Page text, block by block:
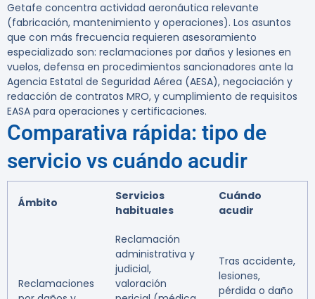
Getafe concentra actividad aeronáutica relevante
(fabricación, mantenimiento y operaciones). Los asuntos
que con más frecuencia requieren asesoramiento
especializado son: reclamaciones por daños y lesiones en
vuelos, defensa en procedimientos sancionadores ante la
Agencia Estatal de Seguridad Aérea (AESA), negociación y
redacción de contratos MRO, y cumplimiento de requisitos
EASA para operaciones y certificaciones.
Comparativa rápida: tipo de
servicio vs cuándo acudir
Ámbito
Servicios
habituales
Cuándo
acudir
Reclamaciones
Reclamación
administrativa y
judicial,
valoración
Tras accidente,
lesiones,
pérdida o daño